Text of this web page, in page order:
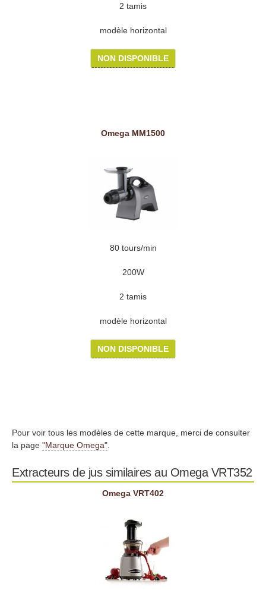
2 tamis
modèle horizontal
NON DISPONIBLE
Omega MM1500
80 tours/min
200W
2 tamis
modèle horizontal
NON DISPONIBLE
Pour voir tous les modèles de cette marque, merci de consulter
la page "Marque Omega"
Extracteurs de jus similaires au Omega VRT352
Omega VRT402